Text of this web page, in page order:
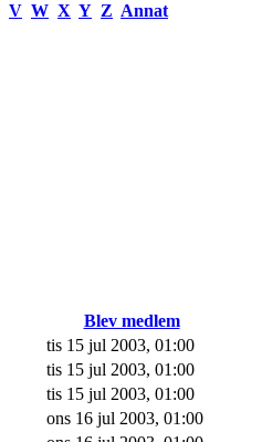
V W X Y Z Annat
Blev medlem
tis 15 jul 2003, 01:00
tis 15 jul 2003, 01:00
tis 15 jul 2003, 01:00
ons 16 jul 2003, 01:00